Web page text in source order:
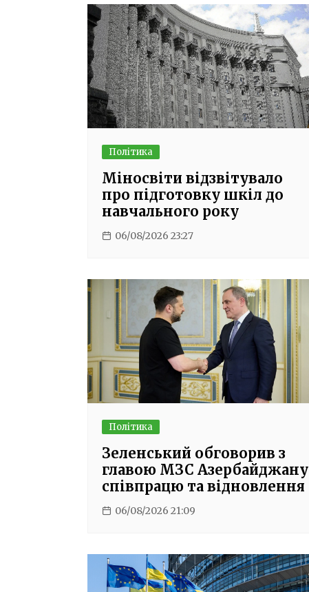
Політика
Міносвіти відзвітувало
про підготовку шкіл до
навчального року
06/08/2026 23:27
Політика
Зеленський обговорив з
главою МЗС Азербайджану
співпрацю та відновлення
06/08/2026 21:09